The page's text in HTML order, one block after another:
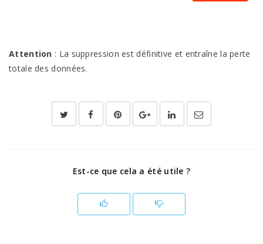
Attention : La suppression est définitive et entraîne la perte
totale des données.
Est-ce que cela a été utile ?